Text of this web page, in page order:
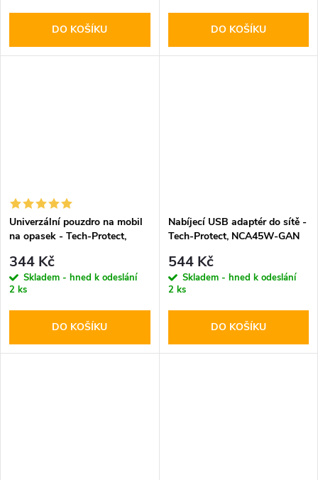
DO KOŠÍKU DO KOŠÍKU
Univerzální pouzdro na mobil
na opasek - Tech-Protect,
344 Kč
Skladem - hned k odeslání
2 ks
DO KOŠÍKU
Nabíjecí USB adaptér do sítě -
Tech-Protect, NCA45W-GAN
C kabel
544 Kč
Skladem - hned k odeslání
2 ks
DO KOŠÍKU